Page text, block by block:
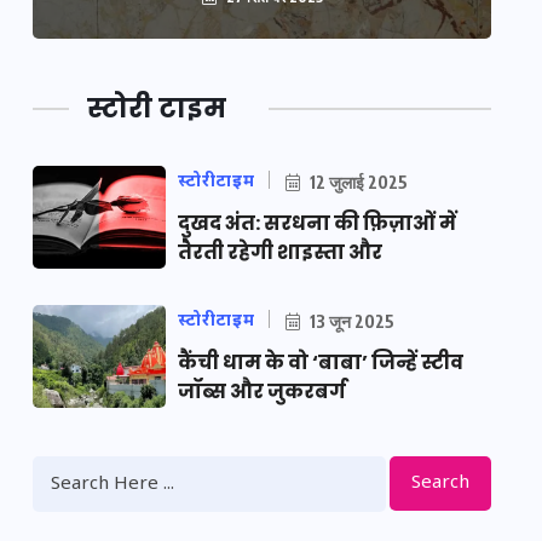
स्टोरी टाइम
स्टोरीटाइम 12 जुलाई 2025
दुखद अंत: सरधना की फ़िज़ाओं में
तैरती रहेगी शाइस्ता और
स्टोरीटाइम 13 जून 2025
कैंची धाम के वो ‘बाबा’ जिन्हें स्टीव
जॉब्स और जुकरबर्ग
Search